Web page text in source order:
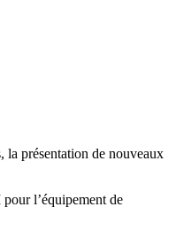
la présentation de nouveaux
l’équipement de